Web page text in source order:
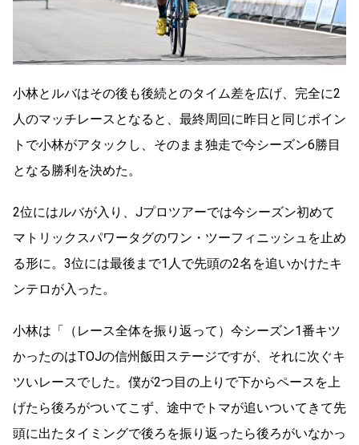
小林とルバはその後も後続とのタイム差を広げ、完全に2
人のマッチレースとなると、最終周回に昨日と同じポイン
トで小林がアタックし、そのまま独走で今シーズン6勝目
となる勝利を決めた。
2位にはルバが入り、Jプロツアーでは今シーズン初めて
マトリックスパワータグのワン・ツーフィニッシュを止め
る形に。3位には最後まで1人で先頭の2名を追いかけたキ
ンテロが入った。
小林は「（レース全体を振り返って）今シーズン1番キツ
かったのはTOJの信州飯田ステージですが、それに次ぐキ
ツいレースでした。僕が2つ目の上りで下からペースを上
げたら後ろがついてこず、途中でトマが追いついてきて先
頭に出たタイミングで後ろを振り返ったら後ろがいなかっ